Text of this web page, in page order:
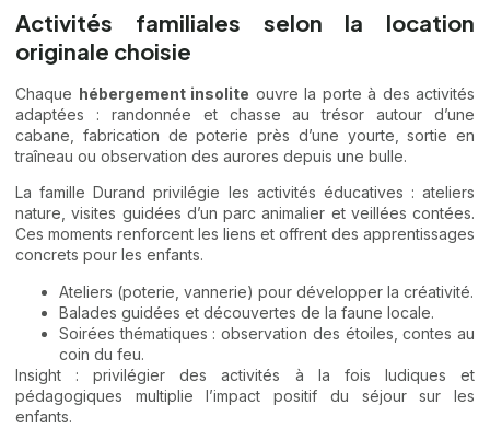
Activités familiales selon la location
originale choisie
Chaque hébergement insolite ouvre la porte à des activités
adaptées : randonnée et chasse au trésor autour d’une
cabane, fabrication de poterie près d’une yourte, sortie en
traîneau ou observation des aurores depuis une bulle.
La famille Durand privilégie les activités éducatives : ateliers
nature, visites guidées d’un parc animalier et veillées contées.
Ces moments renforcent les liens et offrent des apprentissages
concrets pour les enfants.
Ateliers (poterie, vannerie) pour développer la créativité.
Balades guidées et découvertes de la faune locale.
Soirées thématiques : observation des étoiles, contes au
coin du feu.
Insight : privilégier des activités à la fois ludiques et
pédagogiques multiplie l’impact positif du séjour sur les
enfants.